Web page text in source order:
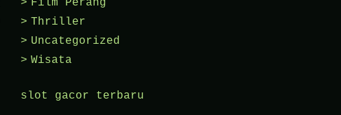
Film Perang
Thriller
Uncategorized
Wisata
slot gacor terbaru